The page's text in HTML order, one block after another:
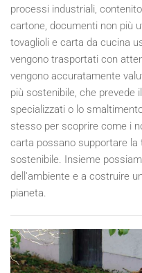
processi industriali,
cartone, documenti non più
tovaglioli e carta da cucina
vengono trasportati con
vengono accuratamente
più sostenibile, che prevede
specializzati o lo
stesso per scoprire come i
carta possano supportare la
sostenibile. Insieme
dell'ambiente e a costruire
pianeta.